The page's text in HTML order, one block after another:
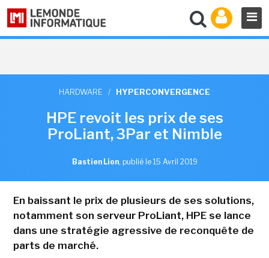
HARDWARE / HYPERCONVERGENCE
HPE revoit les prix de ses
ProLiant, 3Par et Nimble
Bastien Lion, publié le 15 Avril 2019
En baissant le prix de plusieurs de ses solutions,
notamment son serveur ProLiant, HPE se lance
dans une stratégie agressive de reconquête de
parts de marché.